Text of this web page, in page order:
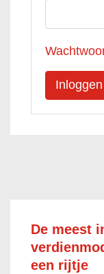
De meest
een rijtje